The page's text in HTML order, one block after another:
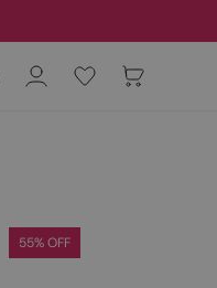
55% OFF